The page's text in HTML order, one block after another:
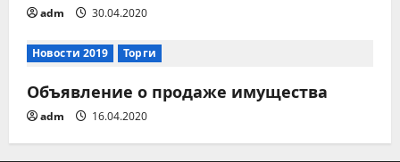
adm 30.04.2020
Новости 2019 Торги
Объявление о продаже имущества
adm 16.04.2020